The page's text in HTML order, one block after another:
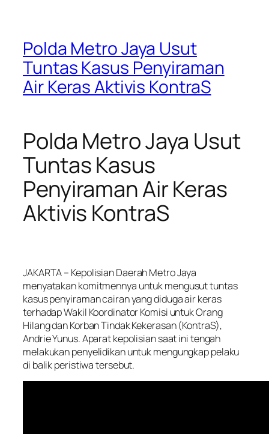
Polda Metro Jaya Usut
Tuntas Kasus Penyiraman
Air Keras Aktivis KontraS
Polda Metro Jaya Usut
Tuntas Kasus
Penyiraman Air Keras
Aktivis KontraS
JAKARTA– Kepolisian Daerah Metro Jaya
menyatakan komitmennya untuk mengusut tuntas
kasus penyiraman cairan yang diduga air keras
terhadap Wakil Koordinator Komisi untuk Orang
Hilang dan Korban Tindak Kekerasan (KontraS),
Andrie Yunus. Aparat kepolisian saat ini tengah
melakukan penyelidikan untuk mengungkap pelaku
di balik peristiwa tersebut.